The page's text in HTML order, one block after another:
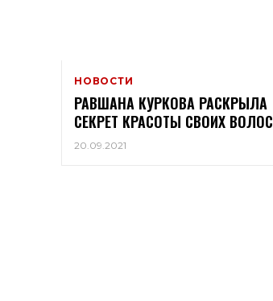
НОВОСТИ
РАВШАНА КУРКОВА РАСКРЫЛА
СЕКРЕТ КРАСОТЫ СВОИХ ВОЛОС
20.09.2021